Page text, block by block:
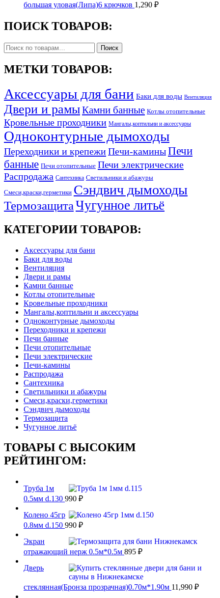
большая уловая(Липа)6 крючков 1,290 ₽
ПОИСК ТОВАРОВ:
Искать: Поиск
МЕТКИ ТОВАРОВ:
Аксессуары для бани Баки для воды Вентиляция
Двери и рамыКамни банные Котлы отопительные
Кровельные проходники Мангалы,коптильни и аксессуары
Одноконтурные дымоходы
Переходники и крепежиПечи-каминыПечи
банные Печи отопительные Печи электрические
Распродажа Сантехника Светильники и абажуры
Смеси,краски,герметики Сэндвич дымоходы
ТермозащитаЧугунное литьё
КАТЕГОРИИ ТОВАРОВ:
Аксессуары для бани
Баки для воды
Вентиляция
Двери и рамы
Камни банные
Котлы отопительные
Кровельные проходники
Мангалы,коптильни и аксессуары
Одноконтурные дымоходы
Переходники и крепежи
Печи банные
Печи отопительные
Печи электрические
Печи-камины
Распродажа
Сантехника
Светильники и абажуры
Смеси,краски,герметики
Сэндвич дымоходы
Термозащита
Чугунное литьё
ТОВАРЫ С ВЫСОКИМ
РЕЙТИНГОМ:
Труба 1м
0.5мм d.130 990 ₽
Колено 45гр
0.8мм d.150 990 ₽
Экран
отражающий нерж 0.5м*0.5м 895 ₽
Дверь
стеклянная(Бронза прозрачная)0.70м*1.90м 11,990 ₽